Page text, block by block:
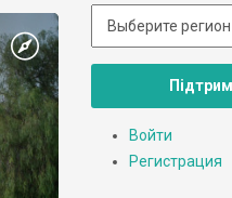
Войти
Регистрация